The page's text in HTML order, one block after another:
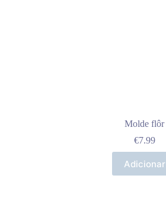
Molde flôr
€7.99
Adicionar